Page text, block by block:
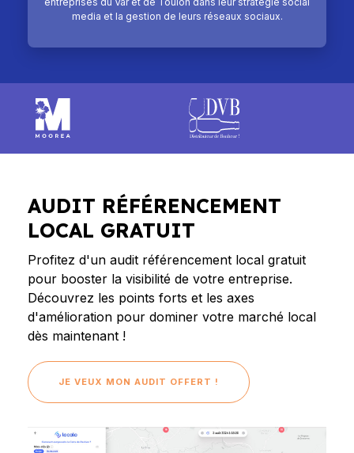
media et la gestion de leurs réseaux sociaux.
AUDIT RÉFÉRENCEMENT
LOCAL GRATUIT
Profitez d'un audit référencement local gratuit
pour booster la visibilité de votre entreprise.
Découvrez les points forts et les axes
d'amélioration pour dominer votre marché local
dès maintenant !
JE VEUX MON AUDIT OFFERT !